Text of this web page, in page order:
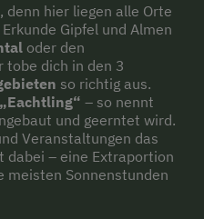
denn hier liegen alle Orte
Gipfel und Almen
oder den
tobe dich in den 3
so richtig aus.
– so nennt
und geerntet wird.
Veranstaltungen das
dabei – eine Extraportion
meisten Sonnenstunden